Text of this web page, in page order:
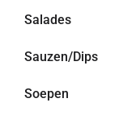
Salades
Sauzen/Dips
Soepen